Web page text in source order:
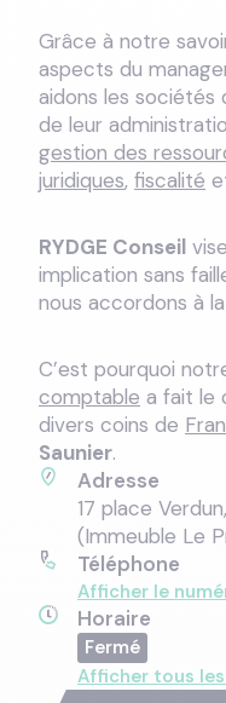
Grâce à notre
aspects du
aidons les sociétés
de leur
gestion des
juridiques, fiscalité
RYDGE Conseil
implication sans
nous accordons à
C’est pourquoi
comptable a fait le
divers coins de
Saunier.
Adresse
17 place
(Immeuble Le
Téléphone
Afficher le
Horaire
Afficher tous